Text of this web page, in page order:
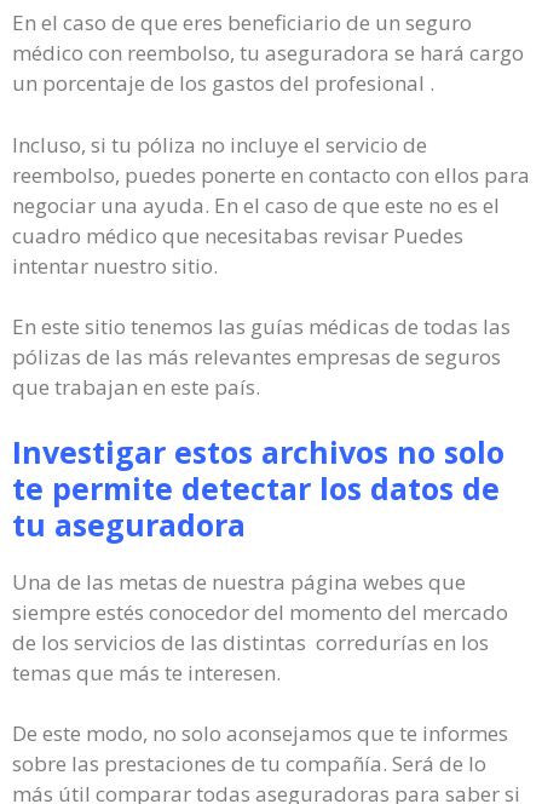
En el caso de que eres beneficiario de un seguro
médico con reembolso, tu aseguradora se hará cargo
un porcentaje de los gastos del profesional .
Incluso, si tu póliza no incluye el servicio de
reembolso, puedes ponerte en contacto con ellos para
negociar una ayuda. En el caso de que este no es el
cuadro médico que necesitabas revisar Puedes
intentar nuestro sitio.
En este sitio tenemos las guías médicas de todas las
pólizas de las más relevantes empresas de seguros
que trabajan en este país.
Investigar estos archivos no solo
te permite detectar los datos de
tu aseguradora
Una de las metas de nuestra página webes que
siempre estés conocedor del momento del mercado
de los servicios de las distintas corredurías en los
temas que más te interesen.
De este modo, no solo aconsejamos que te informes
sobre las prestaciones de tu compañía. Será de lo
más útil comparar todas aseguradoras para saber si